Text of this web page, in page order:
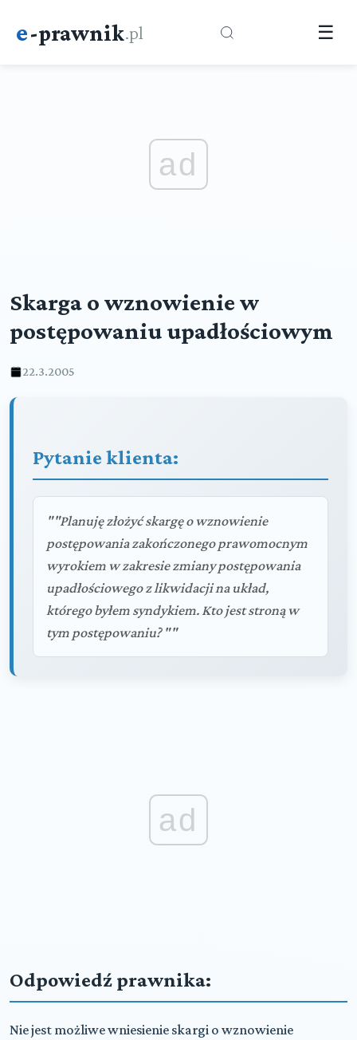
e-prawnik.pl ☰
ad
Skarga o wznowienie w
postępowaniu upadłościowym
22.3.2005
Pytanie klienta:
""Planuję złożyć skargę o wznowienie
postępowania zakończonego prawomocnym
wyrokiem w zakresie zmiany postępowania
upadłościowego z likwidacji na układ,
którego byłem syndykiem. Kto jest stroną w
tym postępowaniu? ""
ad
Odpowiedź prawnika:
Nie jest możliwe wniesienie skargi o wznowienie